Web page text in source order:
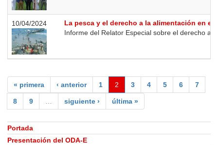
10/04/2024
La pesca y el derecho a la alimentación en
Informe del Relator Especial sobre el derecho a
« primera ‹ anterior 1 2 3 4 5 6 7
8 9 … siguiente › última »
Portada
Presentación del ODA-E